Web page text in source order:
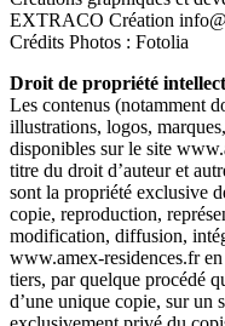
EXTRACO Création
Crédits Photos : Fotolia
Droit de propriété
Les contenus (notamment
illustrations, logos,
disponibles sur le site
titre du droit d’auteur et
sont la propriété exclusive
copie, reproduction,
modification, diffusion,
www.amex-residences.fr
tiers, par quelque procédé
d’une unique copie, sur un